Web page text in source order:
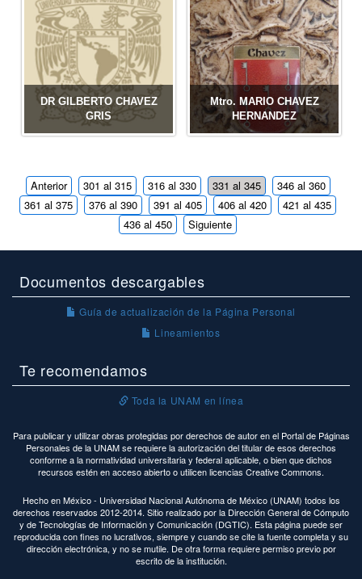
DR GILBERTO CHAVEZ
GRIS
Mtro. MARIO CHAVEZ
HERNANDEZ
Anterior 301 al 315 316 al 330 331 al 345
346 al 360
361 al 375
376 al 390 391 al 405 406 al 420
421 al 435
436 al 450
Siguiente
Documentos descargables
Guía de actualización de la Página Personal
Lineamientos
Te recomendamos
Toda la UNAM en línea
Para publicar y utilizar obras protegidas por derechos de autor en el Portal de Páginas
Personales de la UNAM se requiere la autorización del titular de esos derechos
conforme a la normatividad universitaria y federal aplicable, o bien que dichos
recursos estén en acceso abierto o utilicen licencias Creative Commons.
Hecho en México - Universidad Nacional Autónoma de México (UNAM) todos los
derechos reservados 2012-2014. Sitio realizado por la Dirección General de Cómputo
y de Tecnologías de Información y Comunicación (DGTIC). Esta página puede ser
reproducida con fines no lucrativos, siempre y cuando se cite la fuente completa y su
dirección electrónica, y no se mutile. De otra forma requiere permiso previo por
escrito de la institución.